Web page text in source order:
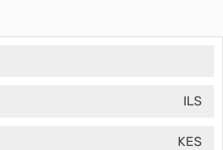
ILS
KES